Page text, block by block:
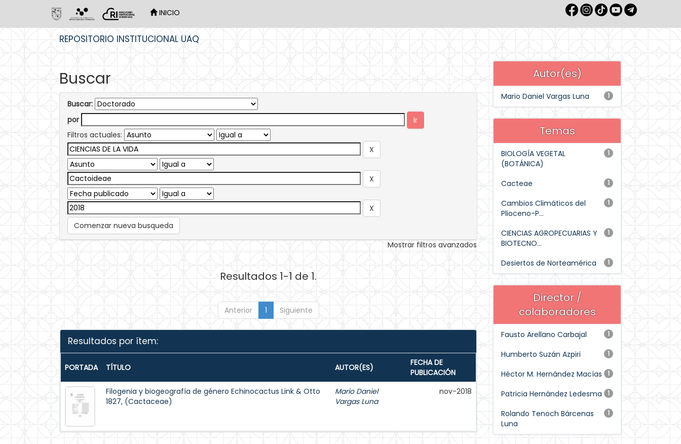
INICIO
REPOSITORIO INSTITUCIONAL UAQ
Buscar
Buscar:
por
Filtros actuales:
Comenzar nueva busqueda
Mostrar filtros avanzados
Resultados 1-1 de 1.
Anterior 1 Siguiente
Resultados por ítem:
PORTADA TÍTULO AUTOR(ES)
FECHA DE
PUBLICACIÓN
Filogenia y biogeografía de género Echinocactus Link & Otto
1827, (Cactaceae)
Mario Daniel
Vargas Luna
nov-2018
Autor(es)
1
Mario Daniel Vargas Luna
Temas
1
BIOLOGÍA VEGETAL
(BOTÁNICA)
1
Cacteae
1
Cambios Climáticos del
Plioceno-P...
1
CIENCIAS AGROPECUARIAS Y
BIOTECNO...
1
Desiertos de Norteamérica
Director /
colaboradores
1
Fausto Arellano Carbajal
1
Humberto Suzán Azpiri
1
Héctor M. Hernández Macías
1
Patricia Hernández Ledesma
1
Rolando Tenoch Bárcenas
Luna